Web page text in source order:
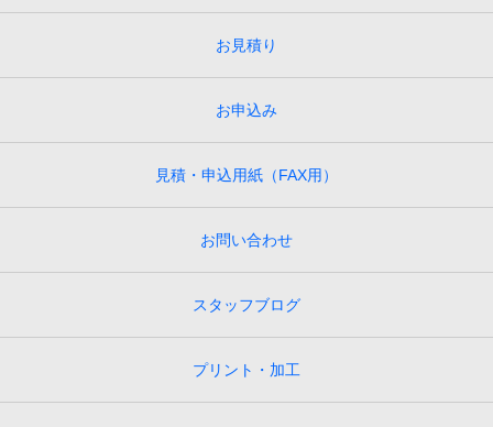
お見積り
お申込み
見積・申込用紙（FAX用）
お問い合わせ
スタッフブログ
プリント・加工